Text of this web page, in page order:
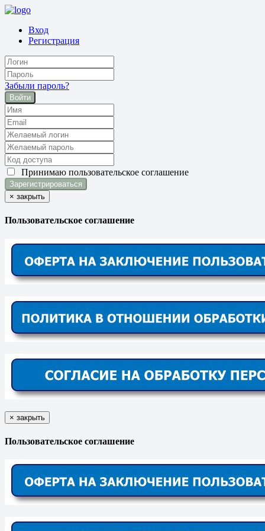
Вход
Регистрация
Забыли пароль?
Войти
Принимаю пользовательское соглашение
× закрыть
Пользовательское соглашение
× закрыть
Пользовательское соглашение